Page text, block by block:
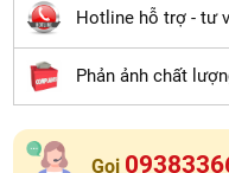
Hotline hỗ trợ - tư
Phản ảnh chất
Gọi